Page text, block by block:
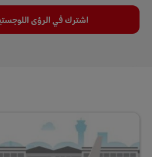
اشترك في الرؤى